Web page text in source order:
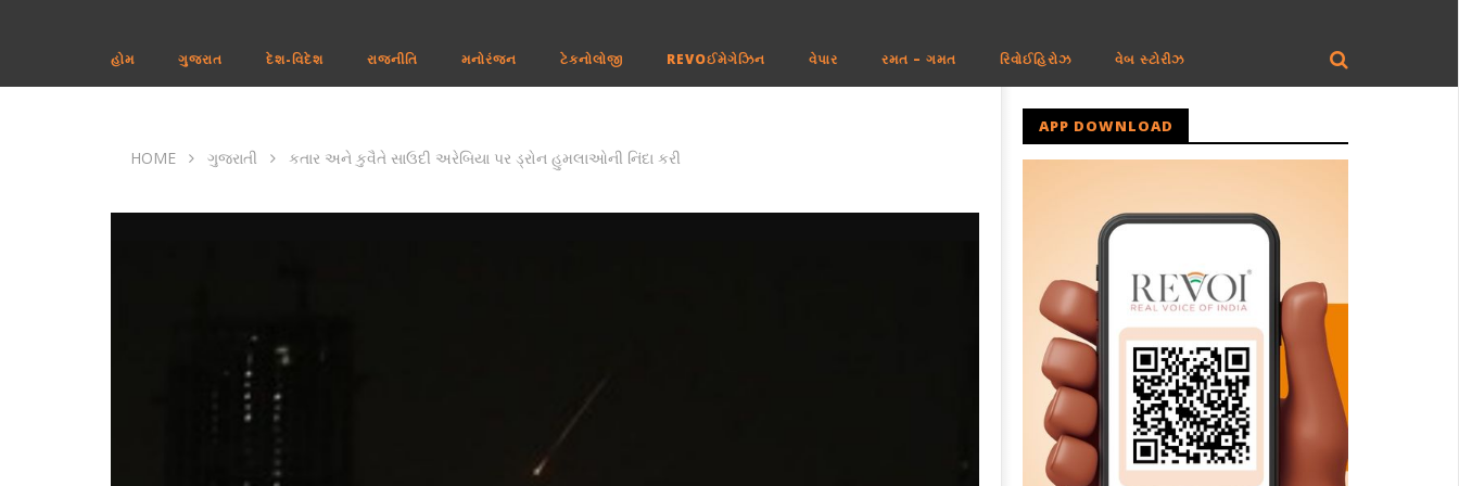
હોમ ગુજરાત દેશ-વિદેશ રાજનીતિ મનોરંજન ટેકનોલોજી REVOઈમેગેઝિન વેપાર રમત – ગમત રિવોઈહિરોઝ વેબ સ્ટોરીઝ
HOME ગુજરાતી કતાર અને કુવૈતે સાઉદી અરેબિયા પર ડ્રોન હુમલાઓની નિંદા કરી
APP DOWNLOAD